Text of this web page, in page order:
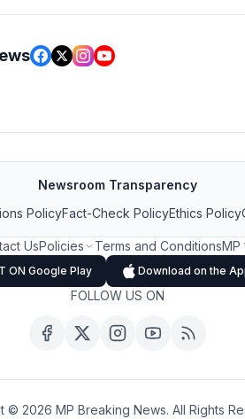
Newsroom Transparency
PolicyFact-Check PolicyEthics Policy
UsPolicies Terms and ConditionsMP
ON Google Play Download on the
FOLLOW US ON
© 2026 MP Breaking News. All Rights